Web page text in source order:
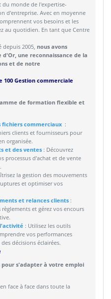
monde de l'expertise-
d'entreprise. Avec en moyenne
vos besoins et les
au quotidien. En tant que Centre
depuis 2005, nous avons
d'Or, une reconnaissance de la
et de notre
100 Gestion commerciale
de formation flexible et
fichiers commerciaux :
clients et fournisseurs pour
organisée.
et des ventes : Découvrez
processus d'achat et de vente
la gestion des mouvements
et optimiser vos
et relances clients :
et gérez vos encours
: Utilisez les outils
vos performances
décisions éclairées.
pour s'adapter à votre emploi
face à face dans toute la